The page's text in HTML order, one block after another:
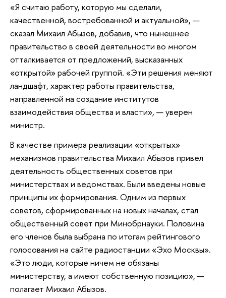
«Я считаю работу, которую мы сделали,
качественной, востребованной и актуальной», —
сказал Михаил Абызов, добавив, что нынешнее
правительство в своей деятельности во многом
отталкивается от предложений, высказанных
«открытой» рабочей группой. «Эти решения меняют
ландшафт, характер работы правительства,
направленной на создание институтов
взаимодействия общества и власти», — уверен
министр.
В качестве примера реализации «открытых»
механизмов правительства Михаил Абызов привел
деятельность общественных советов при
министерствах и ведомствах. Были введены новые
принципы их формирования. Одним из первых
советов, сформированных на новых началах, стал
общественный совет при Минобрнауки. Половина
его членов была выбрана по итогам рейтингового
голосования на сайте радиостанции «Эхо Москвы».
«Это люди, которые ничем не обязаны
министерству, а имеют собственную позицию», —
полагает Михаил Абызов.